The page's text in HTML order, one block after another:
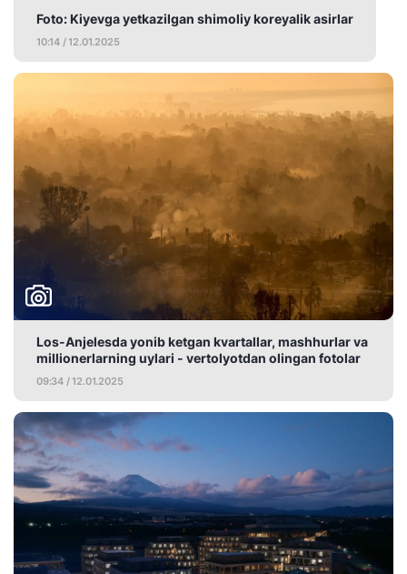
Foto: Kiyevga yetkazilgan shimoliy koreyalik asirlar
10:14 / 12.01.2025
Los-Anjelesda yonib ketgan kvartallar, mashhurlar va
millionerlarning uylari - vertolyotdan olingan fotolar
09:34 / 12.01.2025